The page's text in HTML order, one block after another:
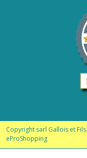
Copyright sarl Gallois et
eProShopping